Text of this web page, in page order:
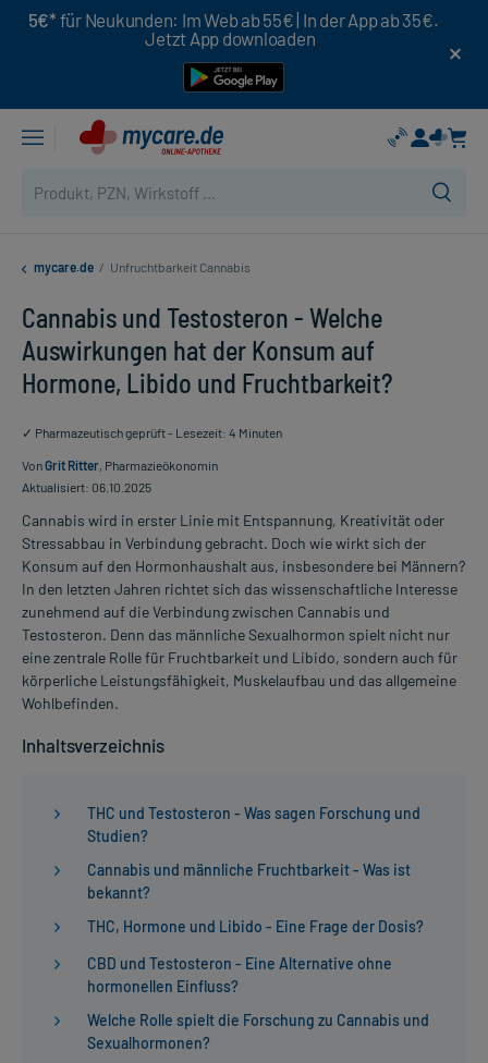
5€* für Neukunden: Im Web ab 55€ | In der App ab 35€.
Jetzt App downloaden
mycare.de / Unfruchtbarkeit Cannabis
Cannabis und Testosteron - Welche
Auswirkungen hat der Konsum auf
Hormone, Libido und Fruchtbarkeit?
✓ Pharmazeutisch geprüft - Lesezeit: 4 Minuten
VonGrit Ritter, Pharmazieökonomin
Aktualisiert: 06.10.2025
Cannabis wird in erster Linie mit Entspannung, Kreativität oder
Stressabbau in Verbindung gebracht. Doch wie wirkt sich der
Konsum auf den Hormonhaushalt aus, insbesondere bei Männern?
In den letzten Jahren richtet sich das wissenschaftliche Interesse
zunehmend auf die Verbindung zwischen Cannabis und
Testosteron. Denn das männliche Sexualhormon spielt nicht nur
eine zentrale Rolle für Fruchtbarkeit und Libido, sondern auch für
körperliche Leistungsfähigkeit, Muskelaufbau und das allgemeine
Wohlbefinden.
Inhaltsverzeichnis
THC und Testosteron - Was sagen Forschung und
Studien?
Cannabis und männliche Fruchtbarkeit - Was ist
bekannt?
THC, Hormone und Libido - Eine Frage der Dosis?
CBD und Testosteron - Eine Alternative ohne
hormonellen Einfluss?
Welche Rolle spielt die Forschung zu Cannabis und
Sexualhormonen?